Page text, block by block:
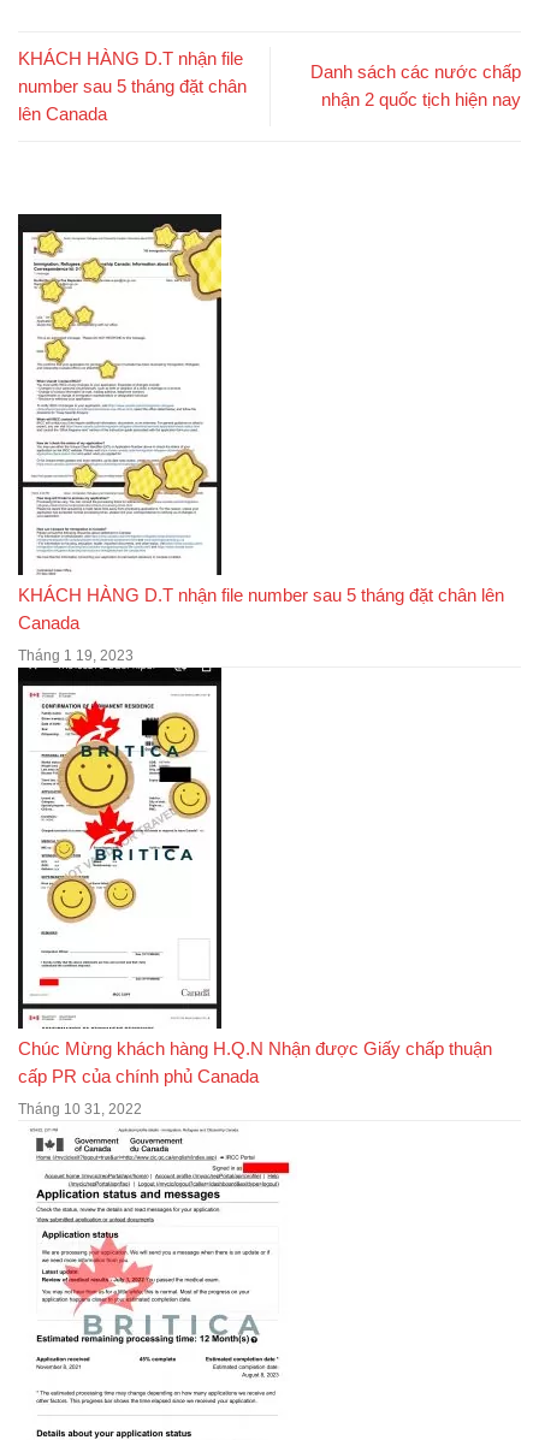
KHÁCH HÀNG D.T nhận file
number sau 5 tháng đặt chân
lên Canada
Danh sách các nước chấp
nhận 2 quốc tịch hiện nay
KHÁCH HÀNG D.T nhận file number sau 5 tháng đặt chân lên
Canada
Tháng 1 19, 2023
Chúc Mừng khách hàng H.Q.N Nhận được Giấy chấp thuận
cấp PR của chính phủ Canada
Tháng 10 31, 2022